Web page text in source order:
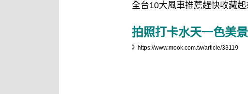
全台10大風車推薦趕快收藏起
拍照打卡水天一色美
》 https://www.mook.com.tw/article/33119